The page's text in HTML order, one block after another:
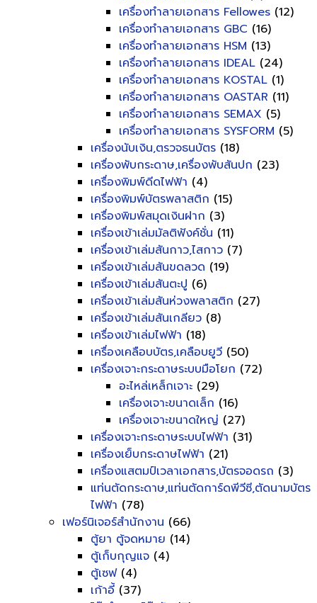
เครื่องทำลายเอกสาร Fellowes (12)
เครื่องทำลายเอกสาร GBC (16)
เครื่องทำลายเอกสาร HSM (13)
เครื่องทำลายเอกสาร IDEAL (24)
เครื่องทำลายเอกสาร KOSTAL (1)
เครื่องทำลายเอกสาร OASTAR (11)
เครื่องทำลายเอกสาร SEMAX (5)
เครื่องทำลายเอกสาร SYSFORM (5)
เครื่องนับเงิน,ตรวจธนบัตร (18)
เครื่องพับกระดาษ,เครื่องพับสันปก (23)
เครื่องพิมพ์ดีดไฟฟ้า (4)
เครื่องพิมพ์บัตรพลาสติก (15)
เครื่องพิมพ์สมุดเงินฝาก (3)
เครื่องเข้าเล่มมัลติฟังค์ชั่น (11)
เครื่องเข้าเล่มสันกาว,ไสกาว (7)
เครื่องเข้าเล่มสันขดลวด (19)
เครื่องเข้าเล่มสันตะปู (6)
เครื่องเข้าเล่มสันห่วงพลาสติก (27)
เครื่องเข้าเล่มสันเกลียว (8)
เครื่องเข้าเล่มไฟฟ้า (18)
เครื่องเคลือบบัตร,เคลือบยูวี (50)
เครื่องเจาะกระดาษระบบมือโยก (72)
อะไหล่เหล็กเจาะ (29)
เครื่องเจาะขนาดเล็ก (16)
เครื่องเจาะขนาดใหญ่ (27)
เครื่องเจาะกระดาษระบบไฟฟ้า (31)
เครื่องเย็บกระดาษไฟฟ้า (21)
เครื่องแสตมป์เวลาเอกสาร,บัตรจอดรถ (3)
แท่นตัดกระดาษ,แท่นตัดการ์ดพีวีซี,ตัดนามบัตร
ไฟฟ้า (78)
เฟอร์นิเจอร์สำนักงาน (66)
ตู้ยา ตู้จดหมาย (14)
ตู้เก็บกุญแจ (4)
ตู้เซฟ(4)
เก้าอี้ (37)